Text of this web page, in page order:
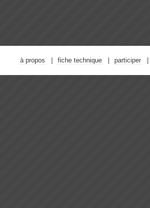
à propos fiche technique participer